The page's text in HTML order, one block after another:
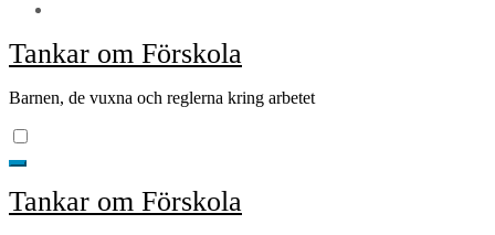
Tankar om Förskola
Barnen, de vuxna och reglerna kring arbetet
Tankar om Förskola